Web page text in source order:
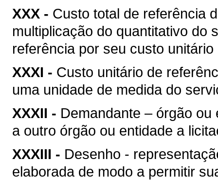
XXX - Custo total de referência
multiplicação do quantitativo do
referência por seu custo
XXXI - Custo unitário de
uma unidade de medida do
XXXII - Demandante – órgão
a outro órgão ou entidade a
XXXIII - Desenho -
elaborada de modo a permitir